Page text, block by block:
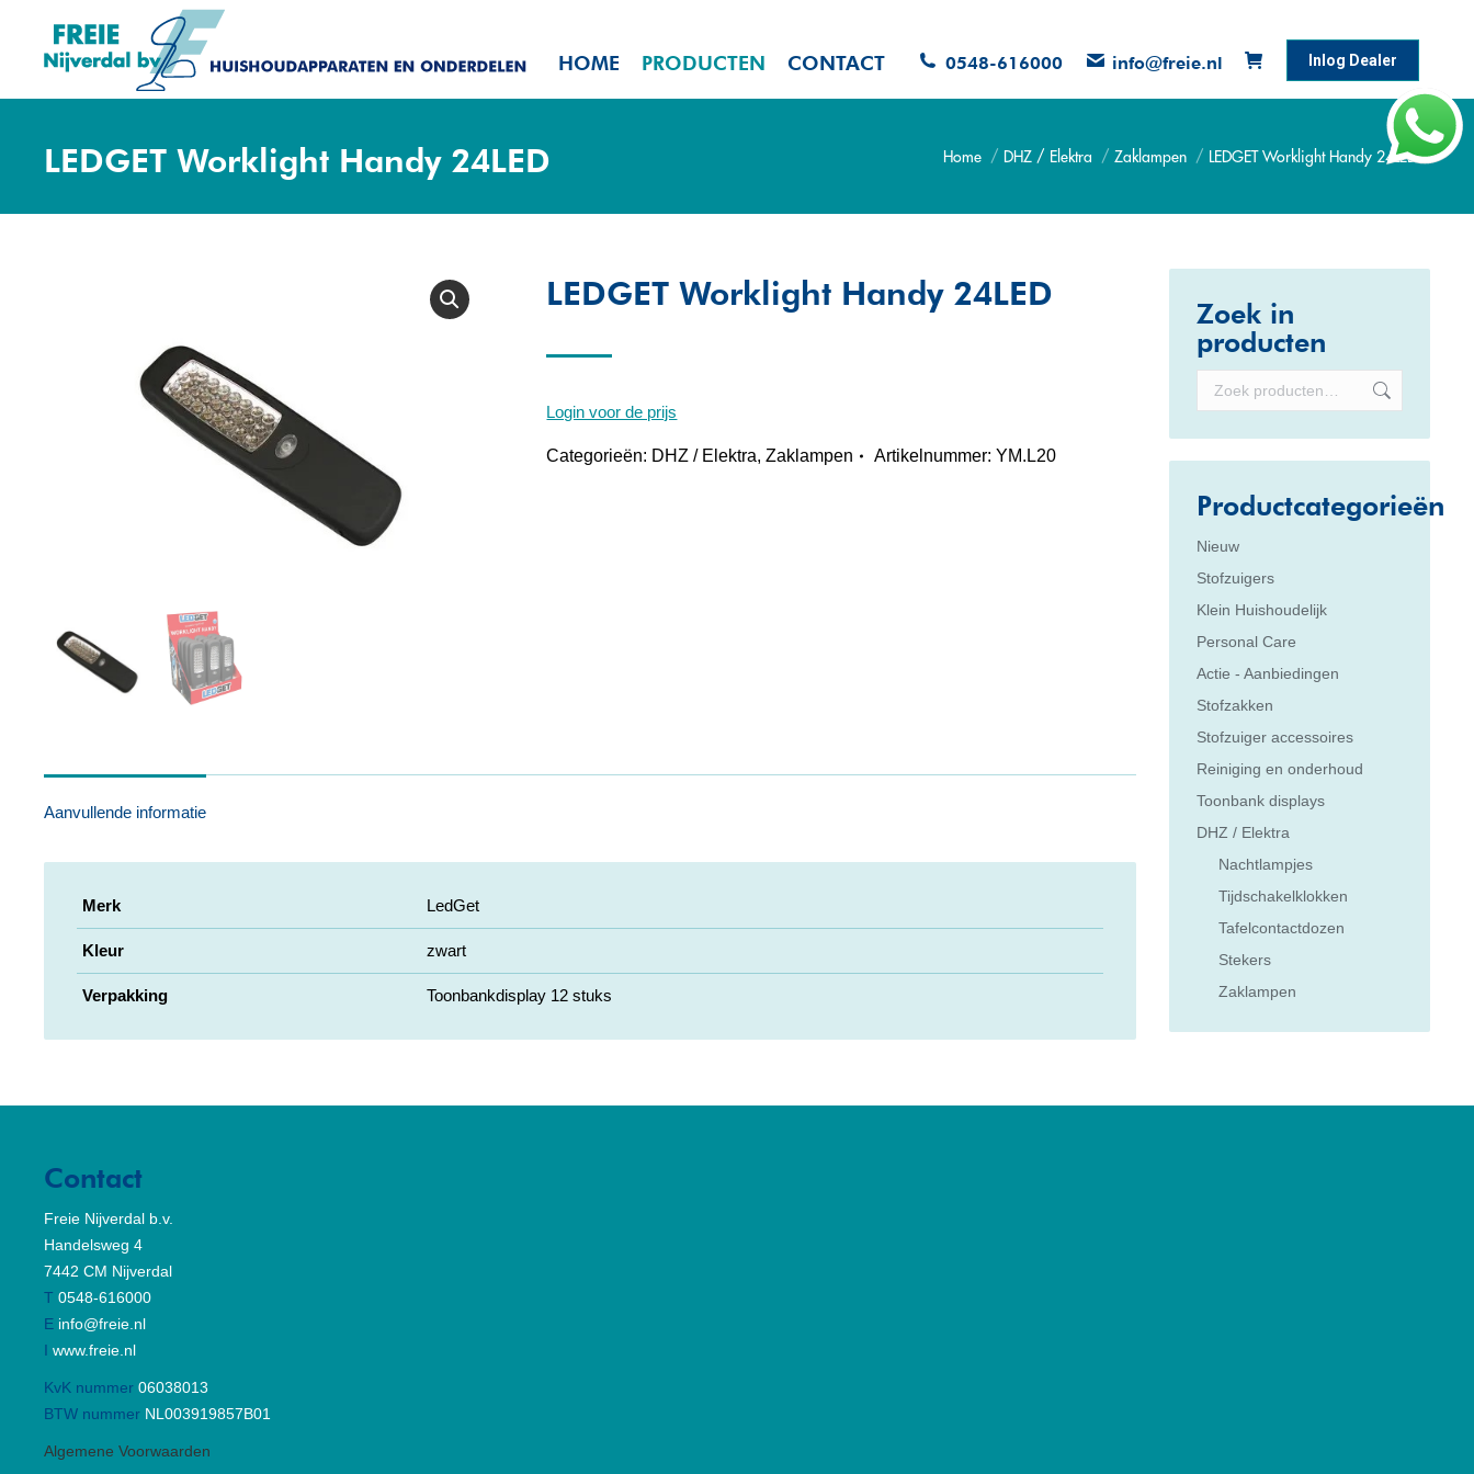
HOME PRODUCTEN CONTACT 0548-616000 info@freie.nl Inlog Dealer
LEDGET Worklight Handy 24LED Je bent hier:
Home DHZ / Elektra Zaklampen LEDGET Worklight Handy 24LED
LEDGET Worklight Handy 24LED
Login voor de prijs
Categorieën: DHZ / Elektra,Zaklampen Artikelnummer:YM.L20
Aanvullende informatie
Merk LedGet
Kleur zwart
Verpakking Toonbankdisplay 12 stuks
Zoek in
producten
Productcategorieën
Nieuw
Stofzuigers
Klein Huishoudelijk
Personal Care
Actie - Aanbiedingen
Stofzakken
Stofzuiger accessoires
Reiniging en onderhoud
Toonbank displays
DHZ / Elektra
Nachtlampjes
Tijdschakelklokken
Tafelcontactdozen
Stekers
Zaklampen
Contact
Freie Nijverdal b.v.
Handelsweg 4
7442 CM Nijverdal
T 0548-616000
E info@freie.nl
I www.freie.nl
KvK nummer 06038013
BTW nummer NL003919857B01
Algemene Voorwaarden